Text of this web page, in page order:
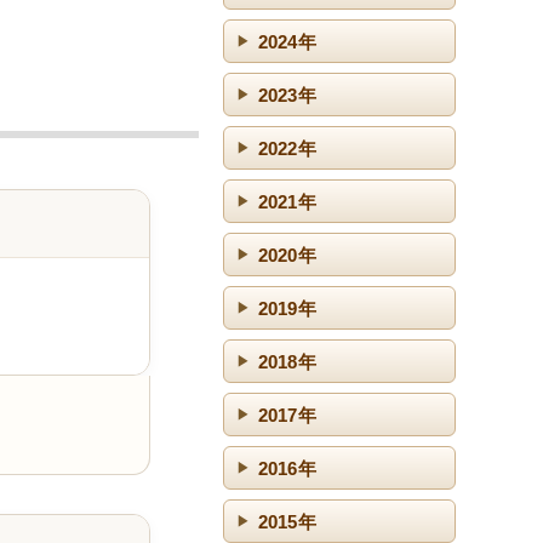
2024年
2023年
2022年
2021年
2020年
2019年
2018年
2017年
2016年
2015年